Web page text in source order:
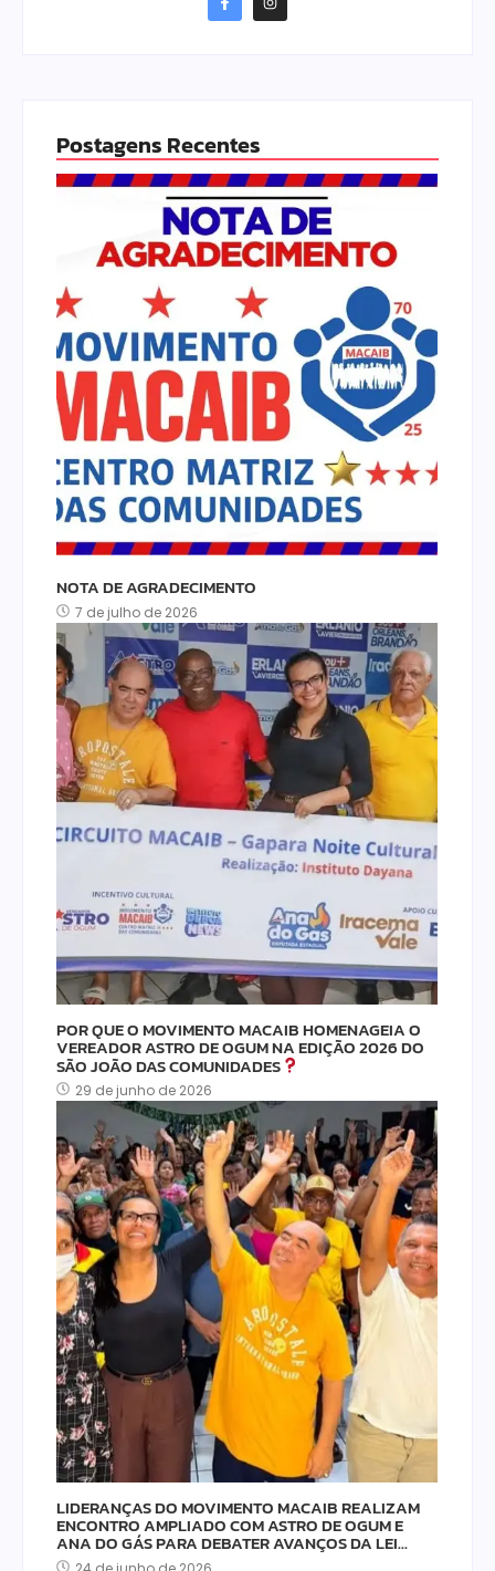
Postagens Recentes
NOTA DE AGRADECIMENTO
7 de julho de 2026
POR QUE O MOVIMENTO MACAIB HOMENAGEIA O
VEREADOR ASTRO DE OGUM NA EDIÇÃO 2026 DO
SÃO JOÃO DAS COMUNIDADES
29 de junho de 2026
LIDERANÇAS DO MOVIMENTO MACAIB REALIZAM
ENCONTRO AMPLIADO COM ASTRO DE OGUM E
ANA DO GÁS PARA DEBATER AVANÇOS DA LEI…